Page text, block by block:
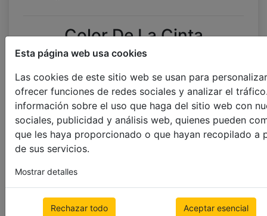
Esta página web usa cookies
Las cookies de este sitio web se usan para
ofrecer funciones de redes sociales y analizar el
información sobre el uso que haga del sitio web con
sociales, publicidad y análisis web, quienes pueden
que les haya proporcionado o que hayan recopilado a
de sus servicios.
Mostrar detalles
Rechazar todo Aceptar esencial
Color De La Cinta
COLOR DE LA CINTA 38 MM
blanco 38
(white 38)
nieve 38 marfil 38
beige 38 mocca 38 arena 38
(sand 38)